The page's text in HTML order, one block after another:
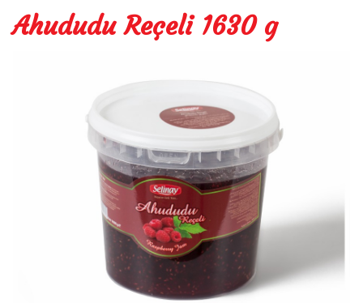
Ahududu Reçeli 1630 g